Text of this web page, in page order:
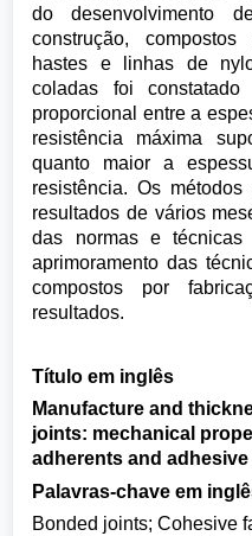
do desenvolvimento
construção,
hastes e linhas de
coladas foi constatado
proporcional entre a
resistência máxima
quanto maior a
resistência. Os
resultados de vários
das normas e
aprimoramento das
compostos por
resultados.
Título em inglês
Manufacture and
joints: mechanical
adherents and adhesive
Palavras-chave em
Bonded joints; Cohesive